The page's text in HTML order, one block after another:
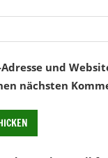
und
nächsten